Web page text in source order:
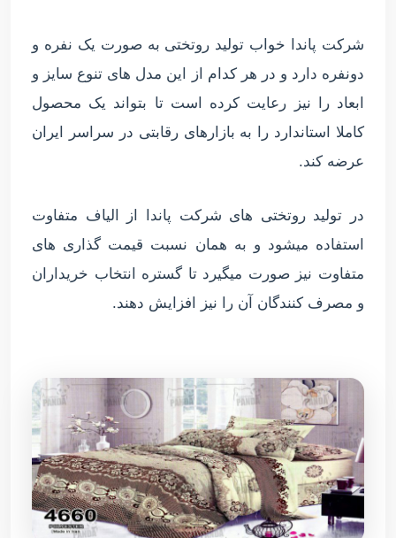
شرکت پاندا خواب تولید روتختی به صورت یک نفره و
دونفره دارد و در هر کدام از این مدل های تنوع سایز و
ابعاد را نیز رعایت کرده است تا بتواند یک محصول
کاملا استاندارد را به بازارهای رقابتی در سراسر ایران
عرضه کند.
در تولید روتختی های شرکت پاندا از الیاف متفاوت
استفاده میشود و به همان نسبت قیمت گذاری های
متفاوت نیز صورت میگیرد تا گستره انتخاب خریداران
و مصرف کنندگان آن را نیز افزایش دهند.